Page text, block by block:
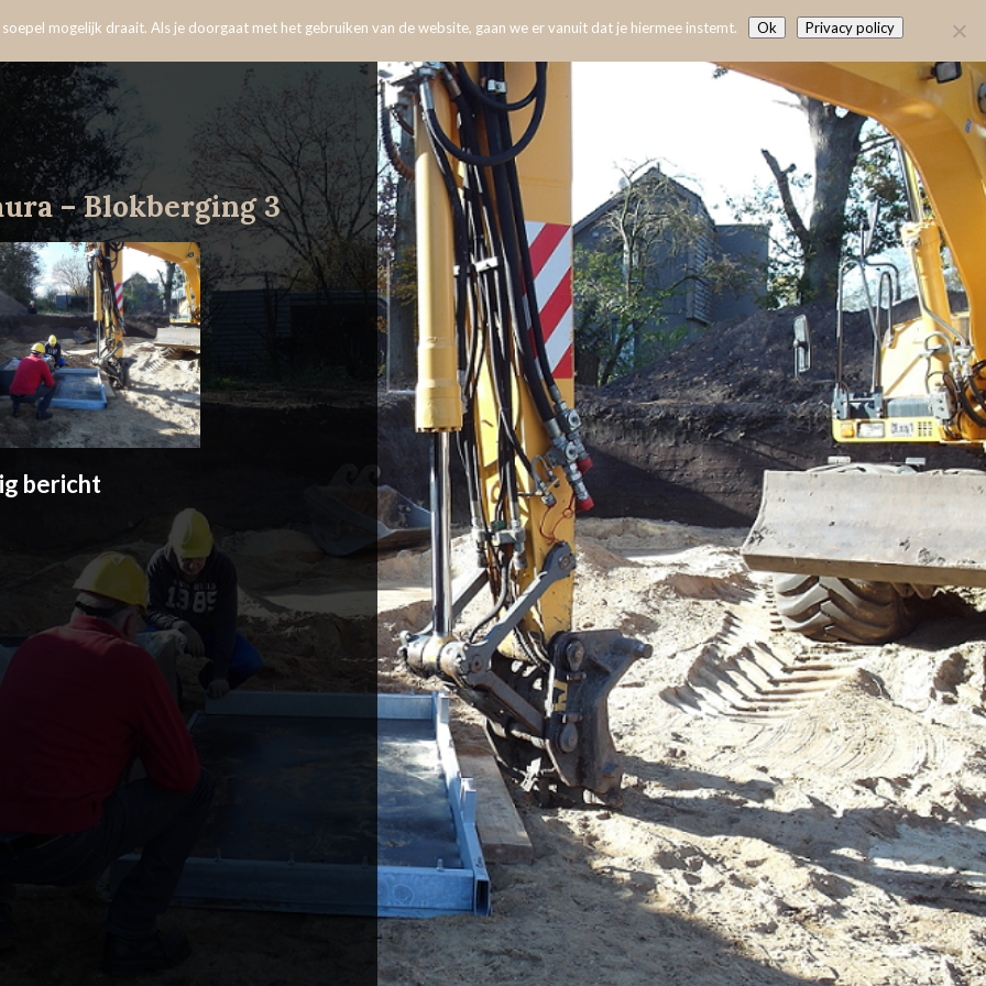
– Blokberging 3
bericht
mogelijk draait. Als je doorgaat met het gebruiken van de website, gaan we er vanuit dat je hiermee instemt. Ok Privacy policy